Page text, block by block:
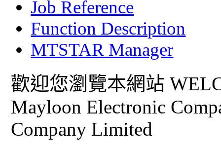
Job Reference
Function Description
MTSTAR Manager
歡迎您瀏覽本網站
Mayloon Electronic
Company Limited